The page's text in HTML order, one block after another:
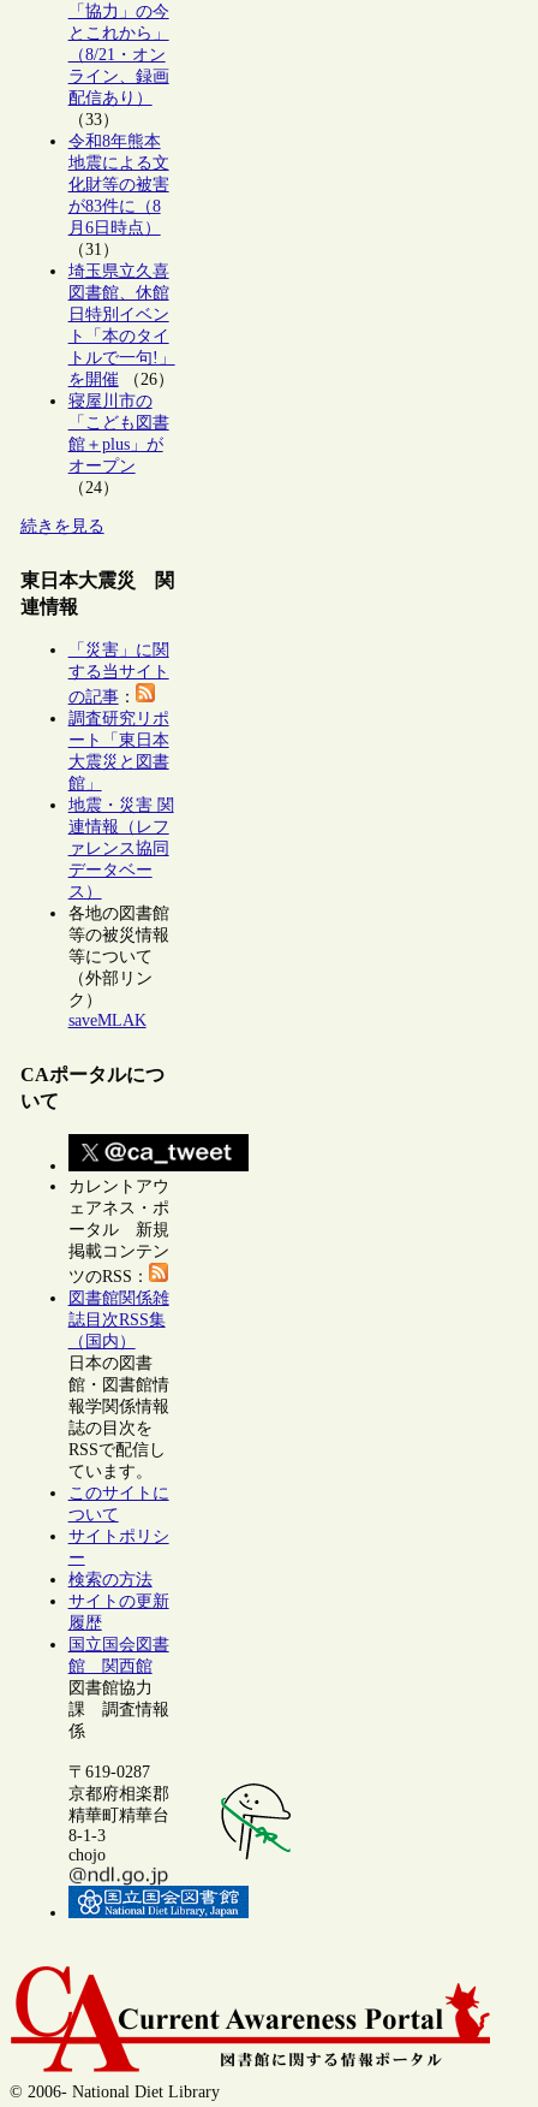
「協力」の今
とこれから」
（8/21・オン
ライン、録画
配信あり）
（33）
令和8年熊本
地震による文
化財等の被害
が83件に（8
月6日時点）
（31）
埼玉県立久喜
図書館、休館
日特別イベン
ト「本のタイ
トルで一句!」
を開催（26）
寝屋川市の
「こども図書
館＋plus」が
オープン
（24）
続きを見る
東日本大震災 関
連情報
「災害」に関
する当サイト
の記事：
調査研究リポ
ート「東日本
大震災と図書
館」
地震・災害 関
連情報（レフ
ァレンス協同
データベー
ス）
各地の図書館
等の被災情報
等について
（外部リン
ク）
saveMLAK
CAポータルにつ
いて
カレントアウ
ェアネス・ポ
ータル 新規
掲載コンテン
ツのRSS：
図書館関係雑
誌目次RSS集
（国内）
日本の図書
館・図書館情
報学関係情報
誌の目次を
RSSで配信し
ています。
このサイトに
ついて
サイトポリシ
ー
検索の方法
サイトの更新
履歴
国立国会図書
館 関西館
図書館協力
課 調査情報
係
〒619-0287
京都府相楽郡
精華町精華台
8-1-3
chojo
© 2006- National Diet Library